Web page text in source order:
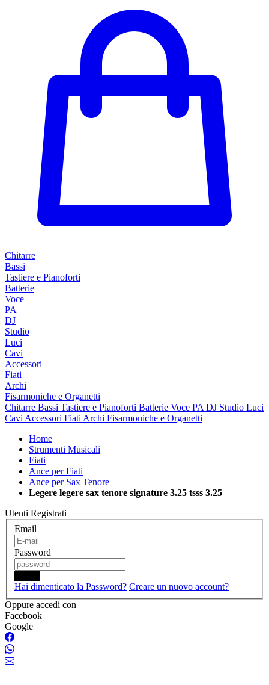
Chitarre
Bassi
Tastiere e Pianoforti
Batterie
Voce
PA
DJ
Studio
Luci
Cavi
Accessori
Fiati
Archi
Fisarmoniche e Organetti
Chitarre Bassi Tastiere e Pianoforti Batterie Voce PA DJ Studio Luci
Cavi Accessori Fiati Archi Fisarmoniche e Organetti
Home
Strumenti Musicali
Fiati
Ance per Fiati
Ance per Sax Tenore
Legere legere sax tenore signature 3.25 tsss 3.25
Utenti Registrati
Email
Password
Hai dimenticato la Password? Creare un nuovo account?
Oppure accedi con
Facebook
Google